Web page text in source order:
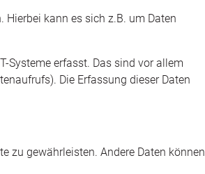
Hierbei kann es sich z.B. um Daten
Systeme erfasst. Das sind vor allem
Die Erfassung dieser Daten
zu gewährleisten. Andere Daten können